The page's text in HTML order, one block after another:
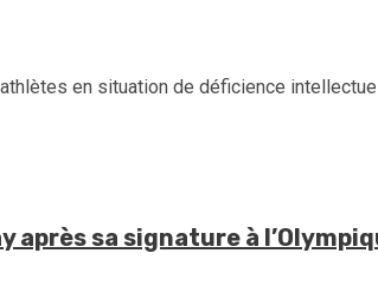
en situation de déficience
sa signature à